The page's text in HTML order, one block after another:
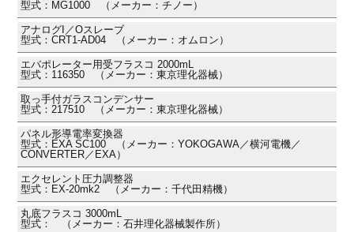
型式：MG1000 （メーカー：チノー）
アナログI／Oスレーブ
型式：CRT1-AD04 （メーカー：オムロン）
エバポレーター用受フラスコ 2000mL
型式：116350 （メーカー：東京理化器械）
取っ手付ガラスコンデンサー
型式：217510 （メーカー：東京理化器械）
パネル形導電率変換器
型式：EXA SC100 （メーカー：YOKOGAWA／横河電機／
CONVERTER／EXA）
エクセレント圧力調整器
型式：EX-20mk2 （メーカー：千代田精機）
丸底フラスコ 3000mL
型式： （メーカー：石井理化器械製作所）